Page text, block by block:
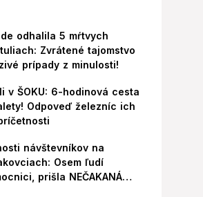
odhalila 5 mŕtvych
Zvrátené tajomstvo
prípady z minulosti!
v ŠOKU: 6-hodinová cesta
Odpoveď železníc ich
návštevníkov na
Osem ľudí
prišla NEČAKANÁ